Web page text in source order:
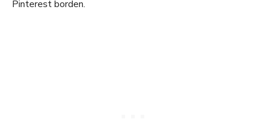
Pinterest borden.